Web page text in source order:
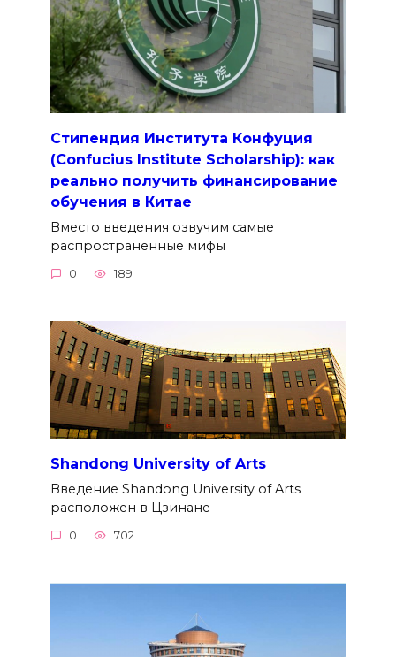
Стипендия Института Конфуция
(Confucius Institute Scholarship): как
реально получить финансирование
обучения в Китае
Вместо введения озвучим самые
распространённые мифы
0 189
Shandong University of Arts
Введение Shandong University of Arts
расположен в Цзинане
0 702